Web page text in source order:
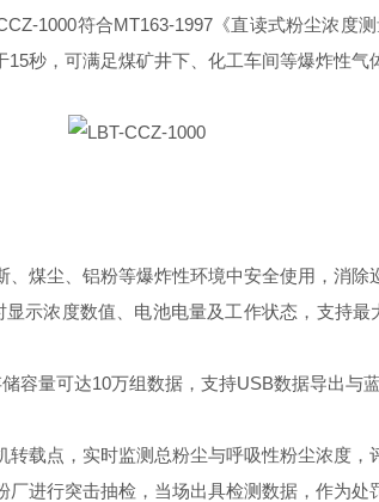
符合MT163-1997《直读式粉尘浓度测
秒，可满足煤矿井下、化工车间等爆炸性气
尘、铝粉等爆炸性环境中安全使用，消除
浓度数值、电池电量及工作状态，支持最
量可达10万组数据，支持USB数据导出与
点，实时监测总粉尘与呼吸性粉尘浓度，
行突击抽检，当场出具检测数据，作为处